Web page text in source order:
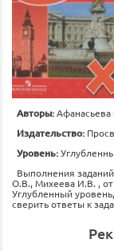
Авторы:
Издательство:
Уровень:
Выполнения
О.В., Михеева И.В. ,
Углубленный
сверить ответы к